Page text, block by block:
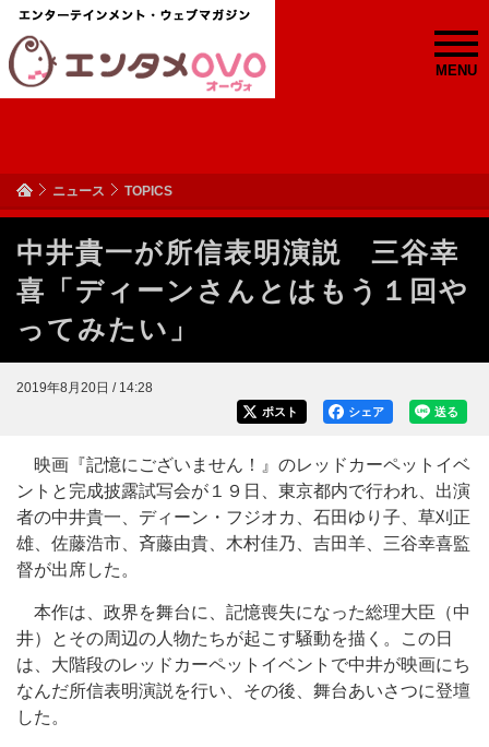
MENU
ニュース TOPICS
中井貴一が所信表明演説 三谷幸
喜「ディーンさんとはもう１回や
ってみたい」
2019年8月20日 / 14:28
送る
シェア
ポスト
映画『記憶にございません！』のレッドカーペットイベ
ントと完成披露試写会が１９日、東京都内で行われ、出演
者の中井貴一、ディーン・フジオカ、石田ゆり子、草刈正
雄、佐藤浩市、斉藤由貴、木村佳乃、吉田羊、三谷幸喜監
督が出席した。
本作は、政界を舞台に、記憶喪失になった総理大臣（中
井）とその周辺の人物たちが起こす騒動を描く。この日
は、大階段のレッドカーペットイベントで中井が映画にち
なんだ所信表明演説を行い、その後、舞台あいさつに登壇
した。